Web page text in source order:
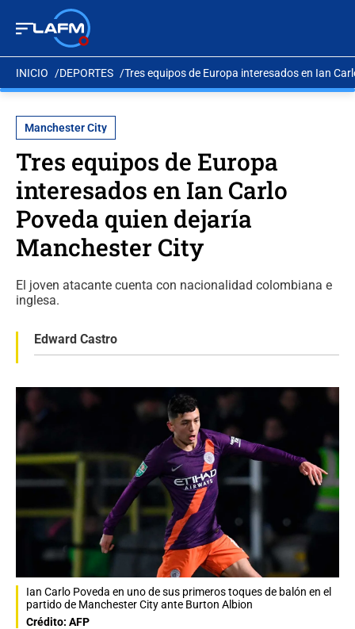
INICIO DEPORTES Tres equipos de Europa interesados en Ian
Manchester City
Tres equipos de Europa
interesados en Ian Carlo
Poveda quien dejaría
Manchester City
El joven atacante cuenta con nacionalidad colombiana e
inglesa.
Edward Castro
Ian Carlo Poveda en uno de sus primeros toques de balón en el
partido de Manchester City ante Burton Albion
Crédito: AFP